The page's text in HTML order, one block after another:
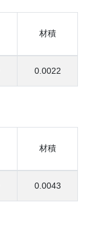
材積
0.0022
材積
0.0043